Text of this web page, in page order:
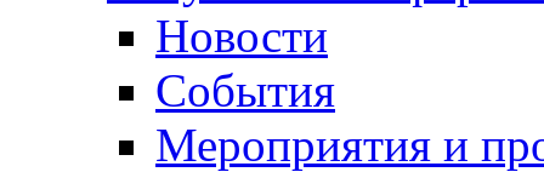
Новости
События
Мероприятия и